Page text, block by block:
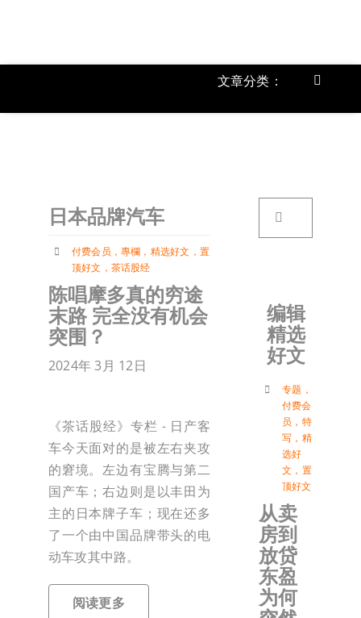
文章分类：
Toggle
日本品牌汽车
付费会员 ， 專欄 ， 精选好文 ， 置
顶好文 ， 茶话股经
陈唱摩多真的穷途
末路 完全没有机会
突围？
2024年 3月 12日
《茶话股经》专栏 - 日产客
车今天面对的是被左右夹攻
的窘境。左边有宝腾与第二
国产车；右边则是以丰田为
主的日本牌子车；现在还多
了一个由中国品牌带头的电
动车攻其中路。
阅读更多
编辑
精选
好文
专题 ，
付费会
员 ， 特
写 ， 精
选好
文 ， 置
顶好文
从卖
房到
放贷
东盈
为何